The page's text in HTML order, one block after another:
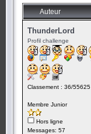
Auteur
ThunderLord
Profil challenge
Classement : 36/55625
Membre Junior
Hors ligne
Messages: 57